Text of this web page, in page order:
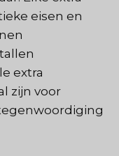
eisen en
extra
zijn voor